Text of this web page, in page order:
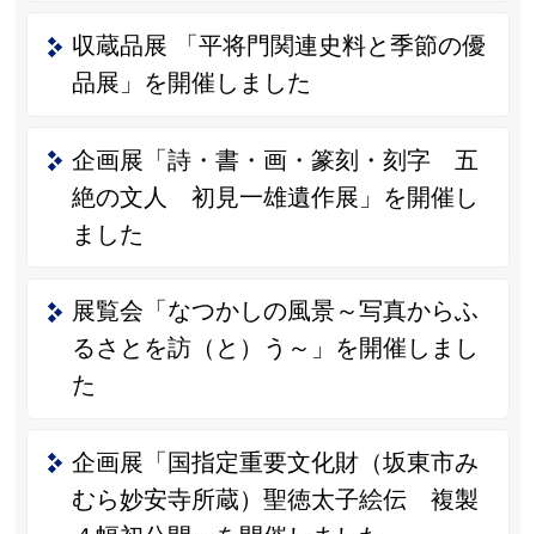
収蔵品展 「平将門関連史料と季節の優
品展」を開催しました
企画展「詩・書・画・篆刻・刻字 五
絶の文人 初見一雄遺作展」を開催し
ました
展覧会「なつかしの風景～写真からふ
るさとを訪（と）う～」を開催しまし
た
企画展「国指定重要文化財（坂東市み
むら妙安寺所蔵）聖徳太子絵伝 複製